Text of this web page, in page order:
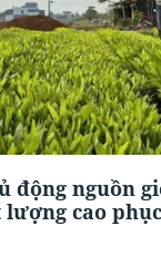
động nguồn
lượng cao